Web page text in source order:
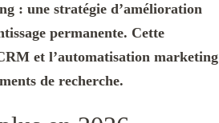
: une stratégie d’amélioration
permanente. Cette
et l’automatisation marketing
de recherche.